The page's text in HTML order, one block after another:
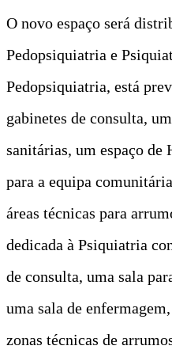
O novo espaço será
Pedopsiquiatria e
Pedopsiquiatria, está
gabinetes de consulta,
sanitárias, um espaço de
para a equipa
áreas técnicas para
dedicada à Psiquiatria
de consulta, uma sala
uma sala de
zonas técnicas de